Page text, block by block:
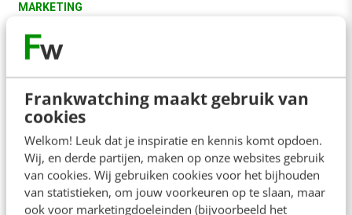
Frankwatching maakt gebruik van
cookies
Welkom! Leuk dat je inspiratie en kennis komt opdoen.
Wij, en derde partijen, maken op onze websites gebruik
van cookies. Wij gebruiken cookies voor het bijhouden
van statistieken, om jouw voorkeuren op te slaan, maar
ook voor marketingdoeleinden (bijvoorbeeld het
MARKETING
vindbaarheid en toegankelijkheid
In het eerste artikel uit deze serie hebben we
website optimalisatie. Daarnaast was er aandacht
voor…
Pascal Selles 17 jaar geleden